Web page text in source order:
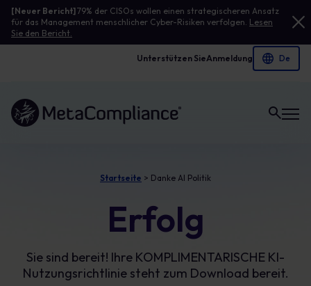
[Neuer Bericht]79% der CISOs wollen einen strategischeren Ansatz
für das Management menschlicher Cyber-Risiken verfolgen. Lesen
Sie den Bericht.
Unterstützen SieAnmeldung
Link zur Homepage
Startseite > Danke AI Politik
Erfolg
Sie sind bereit! Ihre KOMPLIMENTARISCHE KI-
Nutzungsrichtlinie steht zum Download bereit.